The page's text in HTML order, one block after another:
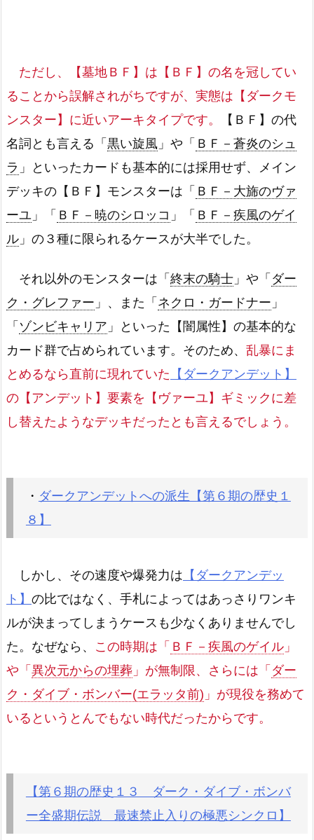
ただし、【墓地ＢＦ】は【ＢＦ】の名を冠してい
ることから誤解されがちですが、実態は【ダークモ
ンスター】に近いアーキタイプです。
【ＢＦ】の代
名詞とも言える「 黒い旋風 」や「 ＢＦ－蒼炎のシュ
ラ 」といったカードも基本的には採用せず、メイン
デッキの【ＢＦ】モンスターは「 ＢＦ－大旆のヴァ
ーユ 」「 ＢＦ－暁のシロッコ 」「 ＢＦ－疾風のゲイ
ル 」の３種に限られるケースが大半でした。
それ以外のモンスターは「 終末の騎士 」や「 ダー
ク・グレファー 」、また「 ネクロ・ガードナー 」
「 ゾンビキャリア 」といった【闇属性】の基本的な
カード群で占められています。そのため、 乱暴にま
とめるなら直前に現れていた 【ダークアンデット】
の【アンデット】要素を【ヴァーユ】ギミックに差
し替えたようなデッキだったとも言えるでしょう。
・ ダークアンデットへの派生【第６期の歴史１
８】
しかし、その速度や爆発力は 【ダークアンデッ
ト】 の比ではなく、手札によってはあっさりワンキ
ルが決まってしまうケースも少なくありませんでし
た。なぜなら、 この時期は「 ＢＦ－疾風のゲイル 」
や「 異次元からの埋葬 」が無制限、さらには「 ダー
ク・ダイブ・ボンバー(エラッタ前) 」が現役を務めて
いるというとんでもない時代だったからです。
【第６期の歴史１３ ダーク・ダイブ・ボンバ
ー全盛期伝説 最速禁止入りの極悪シンクロ】